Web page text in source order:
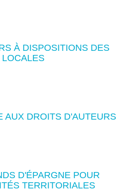
À DISPOSITIONS DES
AUX DROITS D'AUTEURS
D'ÉPARGNE POUR
TERRITORIALES